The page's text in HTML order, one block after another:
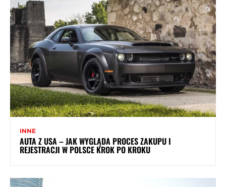
INNE
AUTA Z USA – JAK WYGLĄDA PROCES ZAKUPU I
REJESTRACJI W POLSCE KROK PO KROKU